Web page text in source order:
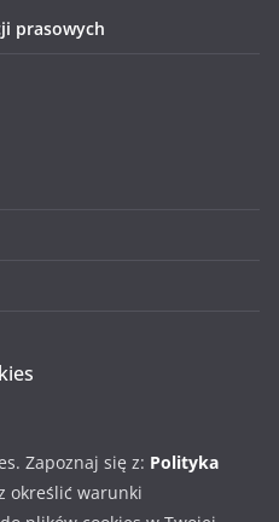
prasowych
Zapoznaj się z: Polityka
określić warunki